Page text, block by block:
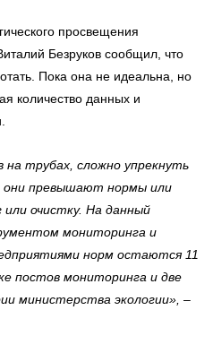
просвещения
Безруков сообщил, что
Пока она не идеальна, но
количество данных и
на трубах, сложно упрекнуть
они превышают нормы или
очистку. На данный
мониторинга и
норм остаются 11
постов мониторинга и две
министерства экологии», –